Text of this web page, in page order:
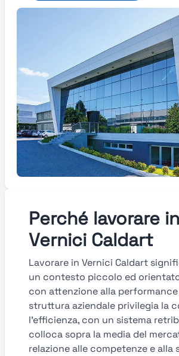
Perché lavorare in
Vernici Caldart
Lavorare in Vernici Caldart
un contesto piccolo ed
con attenzione alla
struttura aziendale privilegia la
l’efficienza, con un sistema
colloca sopra la media del
relazione alle competenze e alla